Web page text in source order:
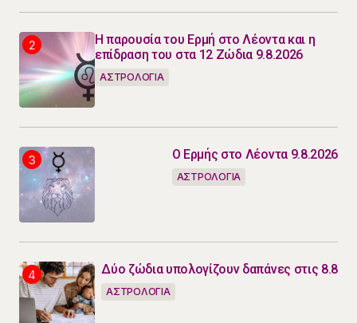
Η παρουσία του Ερμή στο Λέοντα και η
επίδραση του στα 12 Ζώδια 9.8.2026
ΑΣΤΡΟΛΟΓΙΑ
Ο Ερμής στο Λέοντα 9.8.2026
ΑΣΤΡΟΛΟΓΙΑ
Δύο ζώδια υπολογίζουν δαπάνες στις 8.8
ΑΣΤΡΟΛΟΓΙΑ